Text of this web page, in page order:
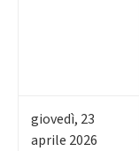
giovedì, 23
aprile 2026